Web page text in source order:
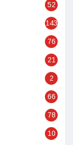
52
143
76
21
2
66
78
10